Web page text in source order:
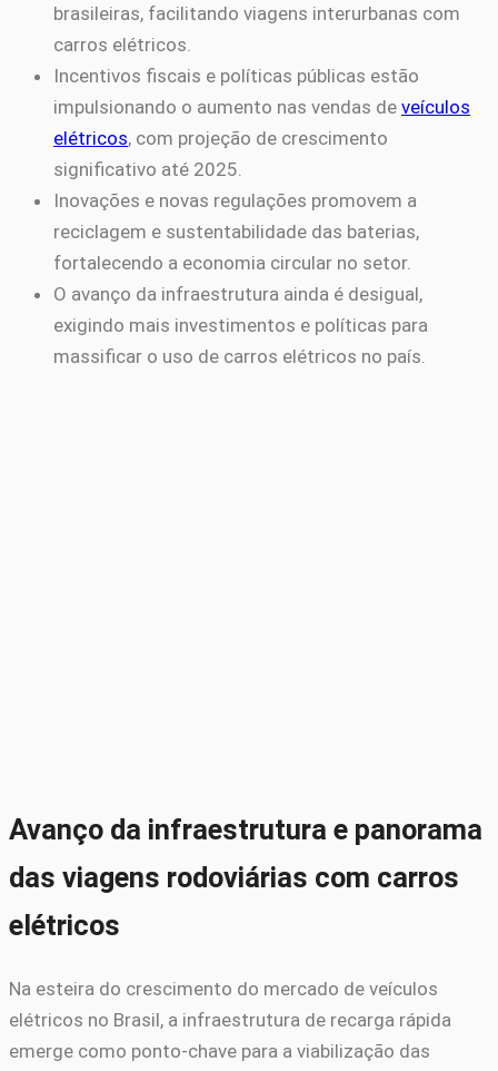
brasileiras, facilitando viagens interurbanas com
carros elétricos.
Incentivos fiscais e políticas públicas estão
impulsionando o aumento nas vendas de veículos
elétricos, com projeção de crescimento
significativo até 2025.
Inovações e novas regulações promovem a
reciclagem e sustentabilidade das baterias,
fortalecendo a economia circular no setor.
O avanço da infraestrutura ainda é desigual,
exigindo mais investimentos e políticas para
massificar o uso de carros elétricos no país.
Avanço da infraestrutura e panorama
das viagens rodoviárias com carros
elétricos
Na esteira do crescimento do mercado de veículos
elétricos no Brasil, a infraestrutura de recarga rápida
emerge como ponto-chave para a viabilização das